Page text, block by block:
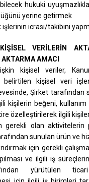
hukuki
yerine getirmek
işlerinin icrası/takibini
VERİLERİN
AMACI
kişisel veriler,
belirtilen kişisel veri
Şirket tarafından
kişilerin beğeni, kullanım
özelleştirilerek ilgili
gerekli olan aktivitelerin
sunulan ürün ve
için gerekli
ve ilgili iş
yürütülen